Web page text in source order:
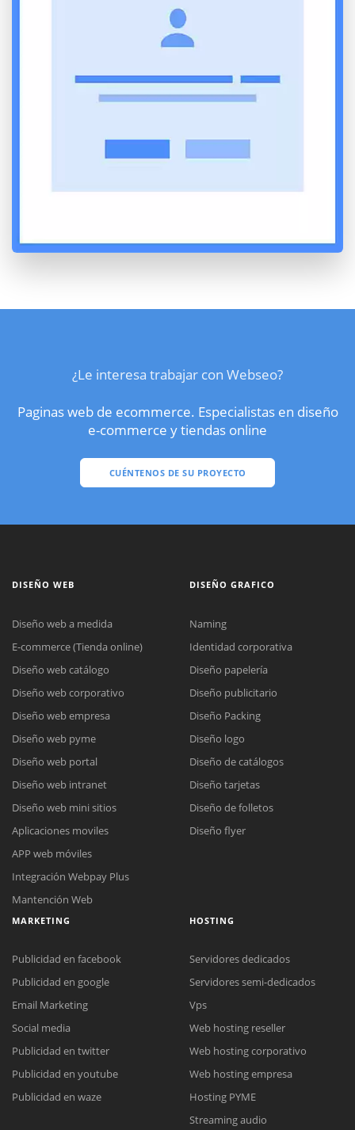
¿Le interesa trabajar con Webseo?
Paginas web de ecommerce. Especialistas en diseño
e-commerce y tiendas online
CUÉNTENOS DE SU PROYECTO
Reunión online
Meet para la reunión online.
Cotización
Chat Online
Todos nuestros ejecutivos están fuera de línea. Complete el formulario
DISEÑO WEB
Diseño web a medida
E-commerce (Tienda online)
Diseño web catálogo
Diseño web corporativo
Diseño web empresa
Diseño web pyme
Diseño web portal
Diseño web intranet
Diseño web mini sitios
Aplicaciones moviles
APP web móviles
Integración Webpay Plus
Mantención Web
DISEÑO GRAFICO
Naming
Identidad corporativa
Diseño papelería
Diseño publicitario
Diseño Packing
Diseño logo
Diseño de catálogos
Diseño tarjetas
Diseño de folletos
Diseño flyer
MARKETING
Publicidad en facebook
Publicidad en google
Email Marketing
Social media
Publicidad en twitter
Publicidad en youtube
Publicidad en waze
HOSTING
Servidores dedicados
Servidores semi-dedicados
Vps
Web hosting reseller
Web hosting corporativo
Web hosting empresa
Hosting PYME
Streaming audio